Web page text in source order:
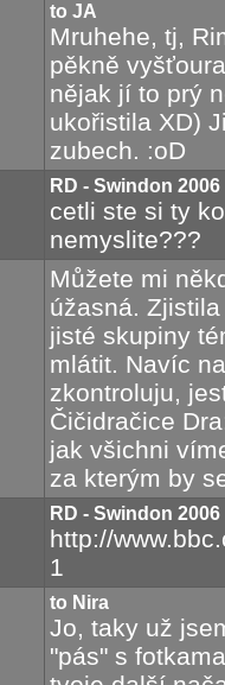
to JA
Mruhehe, tj,
pěkně
nějak jí to prý
ukořistila XD)
zubech. :oD
RD - Swindon 2006
cetli ste si ty
nemyslite???
Můžete mi
úžasná.
jisté skupiny
mlátit. Navíc
zkontroluju,
Čičidračice
jak všichni
za kterým by
RD - Swindon 2006
http://
1
to Nira
Jo, taky už
"pás" s